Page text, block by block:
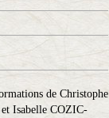
de Christophe
Isabelle COZIC-